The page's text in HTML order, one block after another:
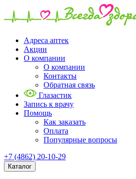
Адреса аптек
Акции
О компании
О компании
Контакты
Обратная связь
Глазастик
Запись к врачу
Помощь
Как заказать
Оплата
Популярные вопросы
+7 (4862) 20-10-29
Каталог